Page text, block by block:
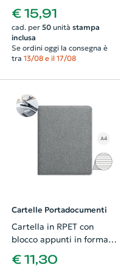
zip e Block Notes in A4
€ 15,91
cad. per 50unità stampa
inclusa
Se ordini oggi la consegna è
tra 13/08 e il 17/08
Cartelle Portadocumenti
Cartella in RPET con
blocco appunti in formato
A4 e scomparti interni
€ 11,30